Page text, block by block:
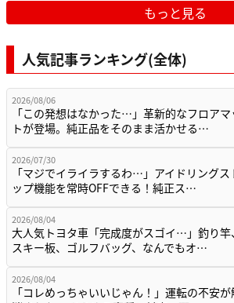
もっと見る
人気記事ランキング(全体)
2026/08/06
「この発想はなかった…」革新的なフロアマ
トが登場。純正品をそのまま活かせる…
2026/07/30
「マジでイライラするわ…」アイドリングス
ップ機能を常時OFFできる！純正ス…
2026/08/04
大人気トヨタ車「完成度がスゴイ…」釣り竿、
スキー板、ゴルフバッグ、なんでもオ…
2026/08/04
「コレめっちゃいいじゃん！」運転の不安が